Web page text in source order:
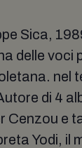
Sica,
delle voci
nel
di 4
Cenzou e
Yodi, il